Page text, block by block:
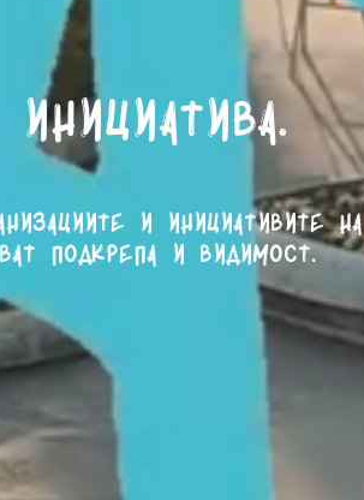
и инициативите на
подкрепа и видимост.